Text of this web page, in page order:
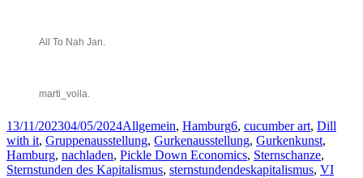
All To Nah Jan.
marti_voila.
Posted
on
13/11/202304/05/2024Categories
Allgemein, HamburgTags
6, cucumber art, Dill
with it, Gruppenausstellung, Gurkenausstellung, Gurkenkunst,
Hamburg, nachladen, Pickle Down Economics, Sternschanze,
Sternstunden des Kapitalismus, sternstundendeskapitalismus, VI
b
u
r
g
,
u
r
g
,
W